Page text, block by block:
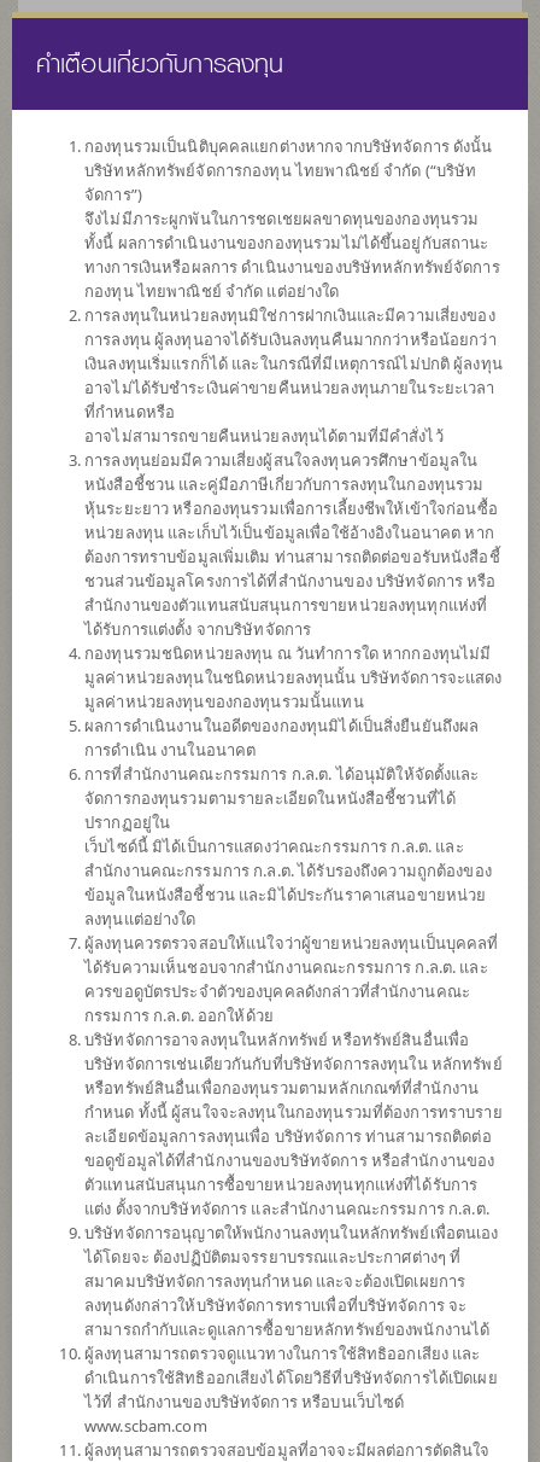
หน้าแรก รายการกองทุน ข้อมูลกองทุน
ค้นหากองทุนดีๆ กับ scbam
กองทุนเปิดไทยพาณิชย์ Active All China
Equity (ชนิดสะสมมูลค่า)
SCBCHINA
ความเสี่ยงสูง
6
ตั้งแต่ต้นปี
-5.68%
วันที่ 5 สิงหาคม 2569
มูลค่าหน่วยลงทุน
5.2147
0.0257
ข้อมูล ณ วันที่ 5 ส.ค. 2569
*ตามสกุลเงินของกองทุน
คำเตือนเกี่ยวกับการลงทุน
กองทุนรวมเป็นนิติบุคคลแยกต่างหากจากบริษัทจัดการ ดังนั้น
บริษัทหลักทรัพย์จัดการกองทุน ไทยพาณิชย์ จำกัด (“บริษัท
จัดการ”)
จึงไม่มีภาระผูกพันในการชดเชยผลขาดทุนของกองทุนรวม
ทั้งนี้ ผลการดำเนินงานของกองทุนรวมไม่ได้ขึ้นอยู่กับสถานะ
ทางการเงินหรือผลการ ดำเนินงานของบริษัทหลักทรัพย์จัดการ
กองทุน ไทยพาณิชย์ จำกัด แต่อย่างใด
การลงทุนในหน่วยลงทุนมิใช่การฝากเงินและมีความเสี่ยงของ
การลงทุน ผู้ลงทุนอาจได้รับเงินลงทุนคืนมากกว่าหรือน้อยกว่า
เงินลงทุนเริ่มแรกก็ได้ และในกรณีที่มีเหตุการณ์ไม่ปกติ ผู้ลงทุน
อาจไม่ได้รับชำระเงินค่าขายคืนหน่วยลงทุนภายในระยะเวลา
ที่กำหนดหรือ
อาจไม่สามารถขายคืนหน่วยลงทุนได้ตามที่มีคำสั่งไว้
การลงทุนย่อมมีความเสี่ยงผู้สนใจลงทุนควรศึกษาข้อมูลใน
หนังสือชี้ชวน และคู่มือภาษีเกี่ยวกับการลงทุนในกองทุนรวม
หุ้นระยะยาว หรือกองทุนรวมเพื่อการเลี้ยงชีพให้เข้าใจก่อนซื้อ
หน่วยลงทุน และเก็บไว้เป็นข้อมูลเพื่อใช้อ้างอิงในอนาคต หาก
ต้องการทราบข้อมูลเพิ่มเติม ท่านสามารถติดต่อขอรับหนังสือชี้
ชวนส่วนข้อมูลโครงการได้ที่สำนักงานของ บริษัทจัดการ หรือ
สำนักงานของตัวแทนสนับสนุนการขายหน่วยลงทุนทุกแห่งที่
ได้รับการแต่งตั้ง จากบริษัทจัดการ
กองทุนรวมชนิดหน่วยลงทุน ณ วันทำการใด หากกองทุนไม่มี
มูลค่าหน่วยลงทุนในชนิดหน่วยลงทุนนั้น บริษัทจัดการจะแสดง
มูลค่าหน่วยลงทุนของกองทุนรวมนั้นแทน
ผลการดำเนินงานในอดีตของกองทุนมิได้เป็นสิ่งยืนยันถึงผล
การดำเนิน งานในอนาคต
การที่สำนักงานคณะกรรมการ ก.ล.ต. ได้อนุมัติให้จัดตั้งและ
จัดการกองทุนรวมตามรายละเอียดในหนังสือชี้ชวนที่ได้
ปรากฏอยู่ใน
เว็บไซด์นี้ มิได้เป็นการแสดงว่าคณะกรรมการ ก.ล.ต. และ
สำนักงานคณะกรรมการ ก.ล.ต. ได้รับรองถึงความถูกต้องของ
ข้อมูลในหนังสือชี้ชวน และมิได้ประกันราคาเสนอขายหน่วย
ลงทุนแต่อย่างใด
ผู้ลงทุนควรตรวจสอบให้แน่ใจว่าผู้ขายหน่วยลงทุนเป็นบุคคลที่
ได้รับความเห็นชอบจากสำนักงานคณะกรรมการ ก.ล.ต. และ
ควรขอดูบัตรประจำตัวของบุคคลดังกล่าวที่สำนักงานคณะ
กรรมการ ก.ล.ต. ออกให้ด้วย
บริษัทจัดการอาจลงทุนในหลักทรัพย์ หรือทรัพย์สินอื่นเพื่อ
บริษัทจัดการเช่นเดียวกันกับที่บริษัทจัดการลงทุนใน หลักทรัพย์
หรือทรัพย์สินอื่นเพื่อกองทุนรวมตามหลักเกณฑ์ที่สำนักงาน
กำหนด ทั้งนี้ ผู้สนใจจะลงทุนในกองทุนรวมที่ต้องการทราบราย
ละเอียดข้อมูลการลงทุนเพื่อ บริษัทจัดการ ท่านสามารถติดต่อ
ขอดูข้อมูลได้ที่สำนักงานของบริษัทจัดการ หรือสำนักงานของ
ตัวแทนสนับสนุนการซื้อขายหน่วยลงทุนทุกแห่งที่ได้รับการ
แต่ง ตั้งจากบริษัทจัดการ และสำนักงานคณะกรรมการ ก.ล.ต.
บริษัทจัดการอนุญาตให้พนักงานลงทุนในหลักทรัพย์เพื่อตนเอง
ได้โดยจะ ต้องปฏิบัติตมจรรยาบรรณและประกาศต่างๆ ที่
สมาคมบริษัทจัดการลงทุนกำหนด และจะต้องเปิดเผยการ
ลงทุนดังกล่าวให้บริษัทจัดการทราบเพื่อที่บริษัทจัดการ จะ
สามารถกำกับและดูแลการซื้อขายหลักทรัพย์ของพนักงานได้
ผู้ลงทุนสามารถตรวจดูแนวทางในการใช้สิทธิออกเสียง และ
ดำเนินการใช้สิทธิออกเสียงได้โดยวิธีที่บริษัทจัดการได้เปิดเผย
ไว้ที่ สำนักงานของบริษัทจัดการ หรือบนเว็บไซด์
www.scbam.com
ผู้ลงทุนสามารถตรวจสอบข้อมูลที่อาจจะมีผลต่อการตัดสินใจ